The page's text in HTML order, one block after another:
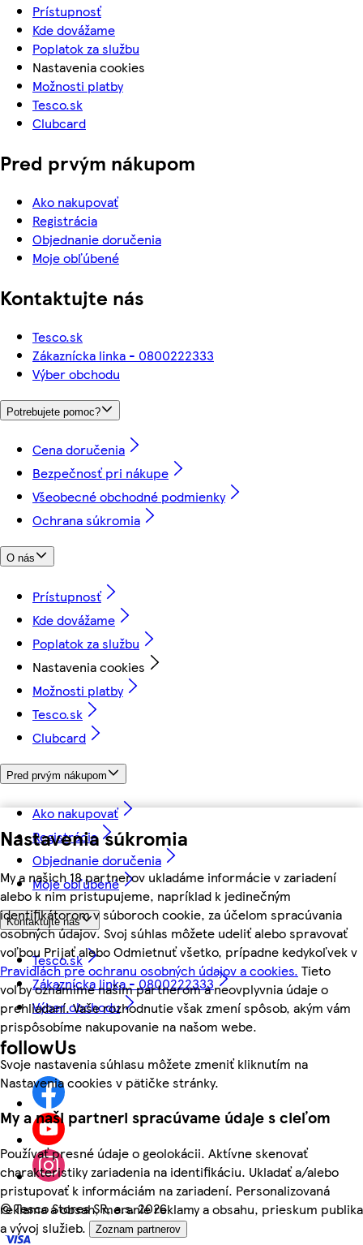
Nastavenia súkromia
My a našich 18 partnerov ukladáme informácie v zariadení
alebo k nim pristupujeme, napríklad k jedinečným
identifikátorom v súboroch cookie, za účelom spracúvania
osobných údajov. Svoj súhlas môžete udeliť alebo spravovať
voľbou Prijať alebo Odmietnuť všetko, prípadne kedykoľvek v
Pravidlách pre ochranu osobných údajov a cookies. Tieto
voľby oznámime našim partnerom a neovplyvnia údaje o
prehliadaní. Vaše rozhodnutie však zmení spôsob, akým vám
prispôsobíme nakupovanie na našom webe.
Svoje nastavenia súhlasu môžete zmeniť kliknutím na
Nastavenia cookies v pätičke stránky.
My a naši partneri spracúvame údaje s cieľom
Používať presné údaje o geolokácii. Aktívne skenovať
charakteristiky zariadenia na identifikáciu. Ukladať a/alebo
pristupovať k informáciám na zariadení. Personalizovaná
reklama a obsah, meranie reklamy a obsahu, prieskum publika
a vývoj služieb.
Zoznam partnerov
Prístupnosť
Kde dovážame
Poplatok za službu
Nastavenia cookies
Možnosti platby
Tesco.sk
Clubcard
Pred prvým nákupom
Ako nakupovať
Registrácia
Objednanie doručenia
Moje obľúbené
Kontaktujte nás
Tesco.sk
Zákaznícka linka - 0800222333
Výber obchodu
Potrebujete pomoc?
Cena doručenia
Bezpečnosť pri nákupe
Všeobecné obchodné podmienky
Ochrana súkromia
O nás
Prístupnosť
Kde dovážame
Poplatok za službu
Nastavenia cookies
Možnosti platby
Tesco.sk
Clubcard
Pred prvým nákupom
Ako nakupovať
Registrácia
Objednanie doručenia
Moje obľúbené
Kontaktujte nás
Tesco.sk
Zákaznícka linka - 0800222333
Výber obchodu
followUs
©Tesco Stores SR, a.s. 2026